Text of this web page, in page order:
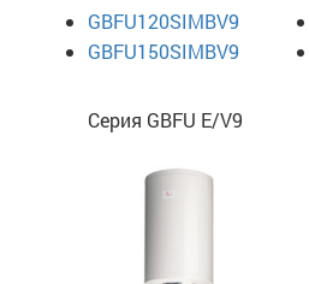
GBFU120SIMBV9
GBFU150SIMBV9
Серия GBFU E/V9